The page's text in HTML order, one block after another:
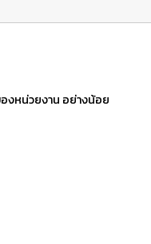
งหน่วยงาน อย่างน้อย